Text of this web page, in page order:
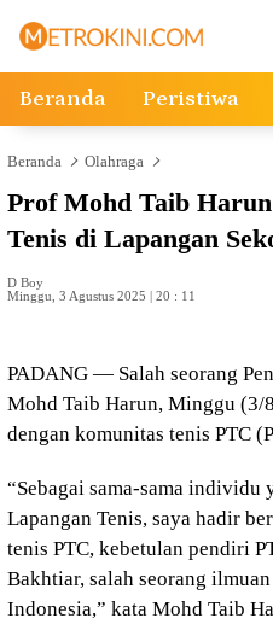
Beranda Peristiwa
Beranda Olahraga
Prof Mohd Taib
Tenis di Lapangan
D Boy
Minggu, 3 Agustus 2025 | 20 : 11
PADANG — Salah seorang
Mohd Taib Harun, Minggu
dengan komunitas tenis PTC
“Sebagai sama-sama
Lapangan Tenis, saya hadir
tenis PTC, kebetulan pendiri
Bakhtiar, salah seorang
Indonesia,” kata Mohd Taib